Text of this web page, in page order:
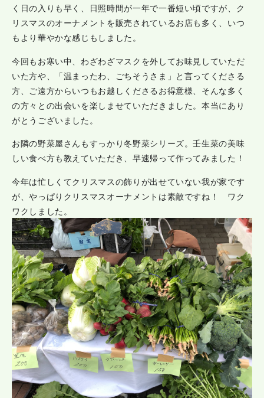
く日の入りも早く、日照時間が一年で一番短い頃ですが、ク
リスマスのオーナメントを販売されているお店も多く、いつ
もより華やかな感じもしました。
今回もお寒い中、わざわざマスクを外してお味見していただ
いた方や、「温まったわ、ごちそうさま」と言ってくださる
方、ご遠方からいつもお越しくださるお得意様、そんな多く
の方々との出会いを楽しませていただきました。本当にあり
がとうございました。
お隣の野菜屋さんもすっかり冬野菜シリーズ。壬生菜の美味
しい食べ方も教えていただき、早速帰って作ってみました！
今年は忙しくてクリスマスの飾りが出せていない我が家です
が、やっぱりクリスマスオーナメントは素敵ですね！ ワク
ワクしました。